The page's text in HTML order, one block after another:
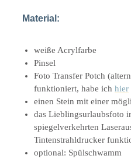
Material:
weiße Acrylfarbe
Pinsel
Foto Transfer Potch
funktioniert, habe ich hier
einen Stein mit einer
das Lieblingsurlaubsfoto
spiegelverkehrten
Tintenstrahldrucker
optional: Spülschwamm